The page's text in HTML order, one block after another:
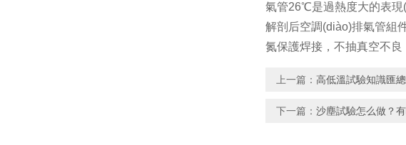
氣管26℃是過熱度大的表
解剖后空調(diào)排氣管組件
氮保護焊接，不抽真空不良
上一篇： 高低溫試驗知識匯總
下一篇： 沙塵試驗怎么做